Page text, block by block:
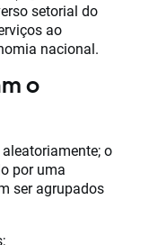
setorial do
ao
nacional.
o
o
por uma
ser agrupados